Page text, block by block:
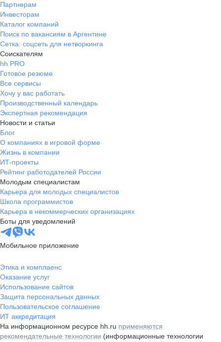
Партнерам
Инвесторам
Каталог компаний
Поиск по вакансиям в Аргентине
Сетка: соцсеть для нетворкинга
Соискателям
hh PRO
Готовое резюме
Все сервисы
Хочу у вас работать
Производственный календарь
Экспертная рекомендация
Новости и статьи
Блог
О компаниях в игровой форме
Жизнь в компании
ИТ-проекты
Рейтинг работодателей России
Молодым специалистам
Карьера для молодых специалистов
Школа программистов
Карьера в некоммерческих организациях
Боты для уведомлений
Мобильное приложение
Этика и комплаенс
Оказание услуг
Использование сайтов
Защита персональных данных
Пользовательское соглашение
ИТ аккредитация
На информационном ресурсе hh.ru применяются
рекомендательные технологии (информационные технологии